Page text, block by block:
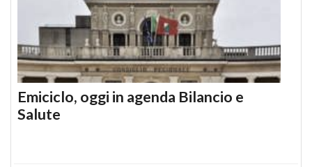
Emiciclo, oggi in agenda Bilancio e
Salute